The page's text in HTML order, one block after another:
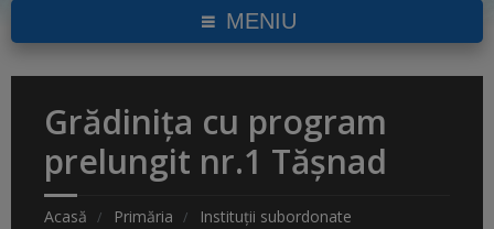
MENIU
Grădinița cu program
prelungit nr.1 Tășnad
Acasă Primăria Instituții subordonate